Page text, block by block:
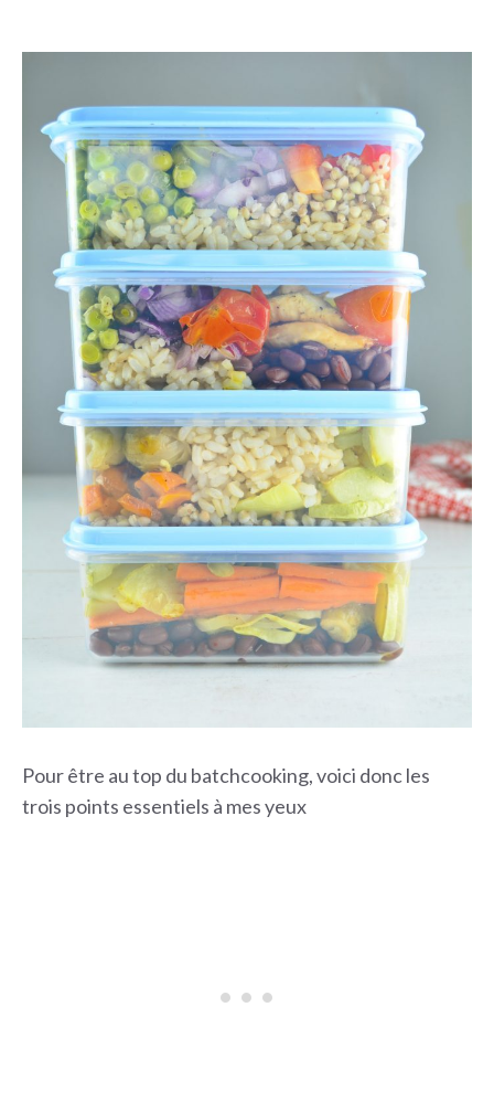
Pour être au top du batchcooking, voici donc les
trois points essentiels à mes yeux